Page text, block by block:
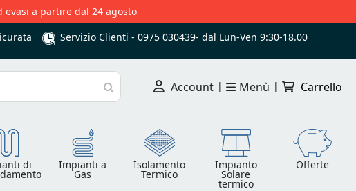
a partire dal 24 agosto
Servizio Clienti - 0975 030439- dal Lun-Ven 9:30-18.00
Cerca
Account | Menù | Carrello
di Impianti a
Gas
Isolamento
Termico
Impianto
Solare
termico
Offerte